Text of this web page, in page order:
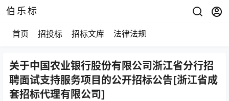
伯乐标
首页 招投标 招标文库 法律法规
关于中国农业银行股份有限公司浙江省分行招
聘面试支持服务项目的公开招标公告[浙江省成
套招标代理有限公司]